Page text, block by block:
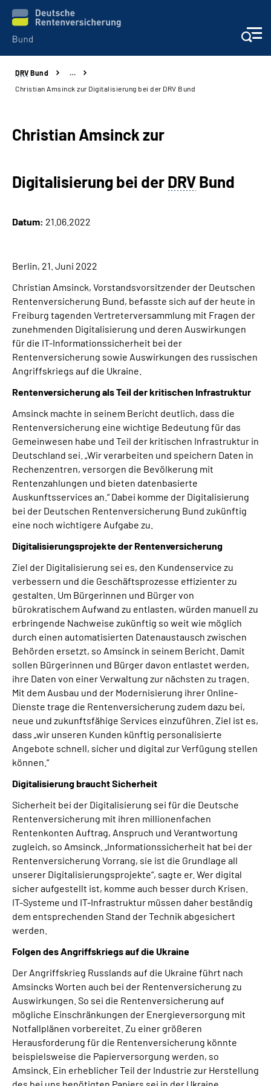
Beratung & Kontakt
Karriere
Leichte Sprache
Suche
Mein Kundenportal
DRV Bund
…
Christian Amsinck zur Digitalisierung bei der DRV Bund
Christian Amsinck zur
Digitalisierung bei derDRVBund
Datum: 21.06.2022
Berlin, 21. Juni 2022
Christian Amsinck, Vorstandsvorsitzender der Deutschen
Rentenversicherung Bund, befasste sich auf der heute in
Freiburg tagenden Vertreterversammlung mit Fragen der
zunehmenden Digitalisierung und deren Auswirkungen
für die IT-Informationssicherheit bei der
Rentenversicherung sowie Auswirkungen des russischen
Angriffskriegs auf die Ukraine.
Rentenversicherung als Teil der kritischen Infrastruktur
Amsinck machte in seinem Bericht deutlich, dass die
Rentenversicherung eine wichtige Bedeutung für das
Gemeinwesen habe und Teil der kritischen Infrastruktur in
Deutschland sei. „Wir verarbeiten und speichern Daten in
Rechenzentren, versorgen die Bevölkerung mit
Rentenzahlungen und bieten datenbasierte
Auskunftsservices an.“ Dabei komme der Digitalisierung
bei der Deutschen Rentenversicherung Bund zukünftig
eine noch wichtigere Aufgabe zu.
Digitalisierungsprojekte der Rentenversicherung
Ziel der Digitalisierung sei es, den Kundenservice zu
verbessern und die Geschäftsprozesse effizienter zu
gestalten. Um Bürgerinnen und Bürger von
bürokratischem Aufwand zu entlasten, würden manuell zu
erbringende Nachweise zukünftig so weit wie möglich
durch einen automatisierten Datenaustausch zwischen
Behörden ersetzt, so Amsinck in seinem Bericht. Damit
sollen Bürgerinnen und Bürger davon entlastet werden,
ihre Daten von einer Verwaltung zur nächsten zu tragen.
Mit dem Ausbau und der Modernisierung ihrer Online-
Dienste trage die Rentenversicherung zudem dazu bei,
neue und zukunftsfähige Services einzuführen. Ziel ist es,
dass „wir unseren Kunden künftig personalisierte
Angebote schnell, sicher und digital zur Verfügung stellen
können.“
Digitalisierung braucht Sicherheit
Sicherheit bei der Digitalisierung sei für die Deutsche
Rentenversicherung mit ihren millionenfachen
Rentenkonten Auftrag, Anspruch und Verantwortung
zugleich, so Amsinck. „Informationssicherheit hat bei der
Rentenversicherung Vorrang, sie ist die Grundlage all
unserer Digitalisierungsprojekte“, sagte er. Wer digital
sicher aufgestellt ist, komme auch besser durch Krisen.
IT-Systeme und IT-Infrastruktur müssen daher beständig
dem entsprechenden Stand der Technik abgesichert
werden.
Folgen des Angriffskriegs auf die Ukraine
Der Angriffskrieg Russlands auf die Ukraine führt nach
Amsincks Worten auch bei der Rentenversicherung zu
Auswirkungen. So sei die Rentenversicherung auf
mögliche Einschränkungen der Energieversorgung mit
Notfallplänen vorbereitet. Zu einer größeren
Herausforderung für die Rentenversicherung könnte
beispielsweise die Papierversorgung werden, so
Amsinck. Ein erheblicher Teil der Industrie zur Herstellung